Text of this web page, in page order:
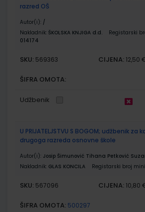
razred OŠ
Autor(i): /
Nakladnik: ŠKOLSKA KNJIGA d.d.
Registarski
014174
SKU: 569363 CIJENA: 12,50
ŠIFRA OMOTA:
Udžbenik
U PRIJATELJSTVU S BOGOM; udžbenik
drugoga razreda osnovne škole
Autor(i): Josip Šimunović Tihana Petković
Nakladnik: GLAS KONCILA Registarski broj
SKU: 567096 CIJENA: 10,80
ŠIFRA OMOTA: 500297